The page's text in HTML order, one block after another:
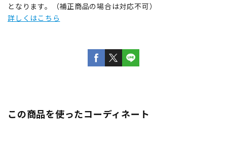
となります。（補正商品の場合は対応不可）
詳しくはこちら
この商品を使ったコーディネート